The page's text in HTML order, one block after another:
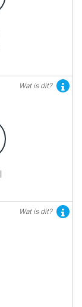
Wat is dit?
Wat is dit?